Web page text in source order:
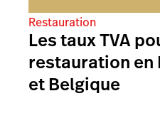
Restauration
Les taux TVA
restauration en
et Belgique